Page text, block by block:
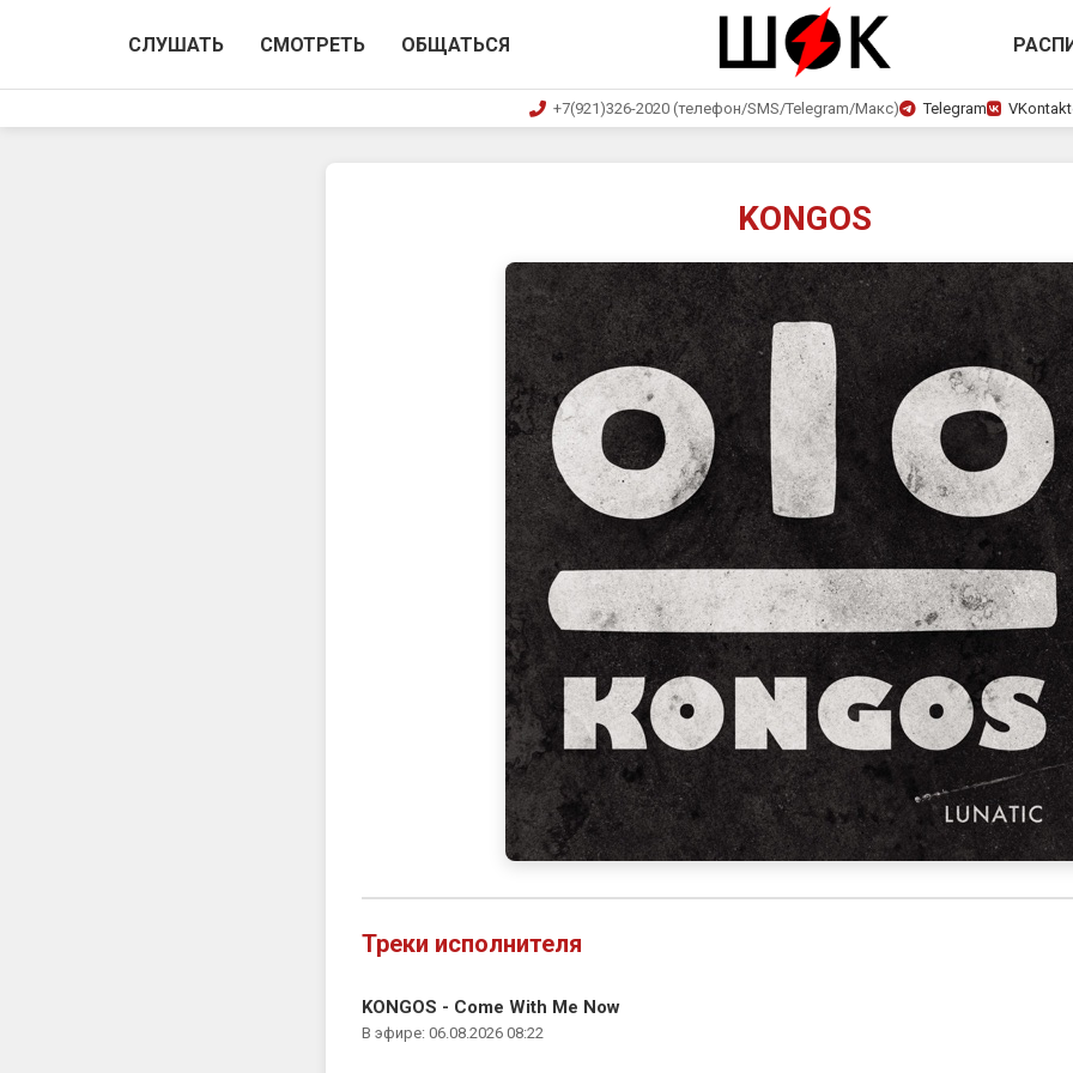
СЛУШАТЬ СМОТРЕТЬ ОБЩАТЬСЯ
+7(921)326-2020 (телефон/SMS/Telegram/Макс) Telegram
KONGOS
Треки исполнителя
KONGOS - Come With Me Now
В эфире: 06.08.2026 08:22